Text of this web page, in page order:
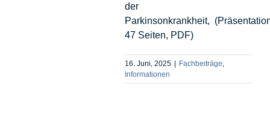
der
Parkinsonkrankheit,
47 Seiten, PDF)
16. Juni, 2025 Fachbeiträge,
Informationen